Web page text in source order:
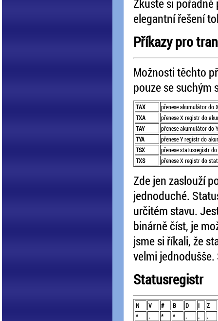
Zkuste si
elegantní řešení
Příkazy pro
Možnosti těchto
pouze se suchým
TAX
přenese akumulátor do
TXA
přenese X registr do
TAY
přenese akumulátor do
TYA
přenese Y registr do
TSX
přenese statusregistr
TXS
přenese X registr do
Zde jen zaslouží
jednoduché.
určitém stavu.
binárně číst, je
jsme si říkali, že
velmi
Statusregistr
N V # B D I
Z
*
. * * . . .